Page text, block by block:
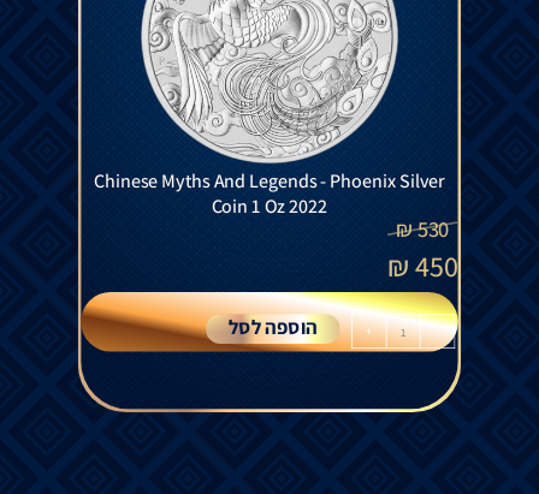
Chinese Myths And Legends - Phoenix Silver
Coin 1 Oz 2022
530
₪
450
₪
-
+ הוספה לסל